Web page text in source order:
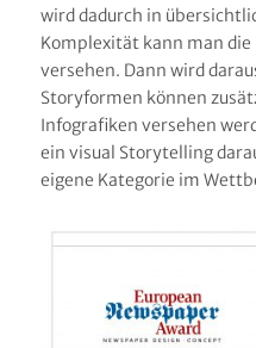
wird dadurch in
Komplexität kann man
versehen. Dann wird
Storyformen können
Infografiken versehen
ein visual Storytelling
eigene Kategorie im